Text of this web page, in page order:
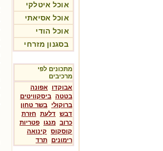
אוכל איטלקי
אוכל אסיאתי
אוכל הודי
בסגנון מזרחי
מתכונים לפי
מרכיבים
אבוקדו אפונה
בטטה ביסקוויטים
ברוקולי בשר טחון
דבש דלעת חזרת
כרוב מנגו פטריות
קוסקוס קינואה
רימונים תרד